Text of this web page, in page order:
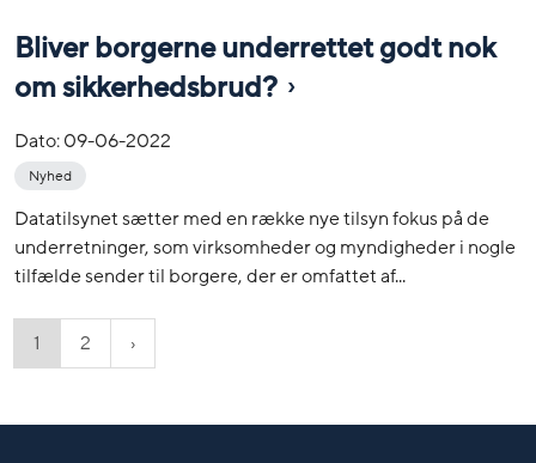
Bliver borgerne underrettet godt nok
om sikkerhedsbrud?
Dato:09-06-2022
Nyhed
Datatilsynet sætter med en række nye tilsyn fokus på de
underretninger, som virksomheder og myndigheder i nogle
tilfælde sender til borgere, der er omfattet af...
1 2